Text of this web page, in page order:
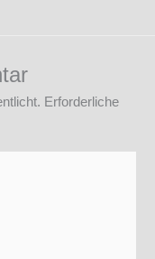
Erforderliche